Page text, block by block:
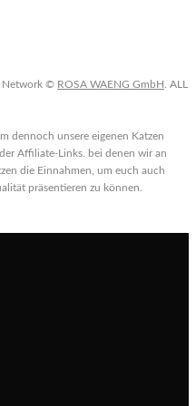
Network © ROSA WAENG GmbH . ALL
dennoch unsere eigenen Katzen
Affiliate-Links. bei denen wir an
die Einnahmen, um euch auch
präsentieren zu können.